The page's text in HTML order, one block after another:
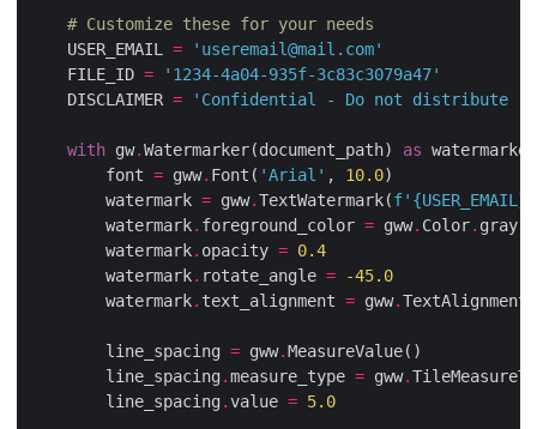
# Customize these for your needs
    USER_EMAIL
=
'useremail@mail.com'
    FILE_ID
=
'1234-4a04-935f-3c83c3079a47'
    DISCLAIMER
= 'Confidential - Do not distribute -
with gw.Watermarker(document_path) as
        font
= gww. Font( 'Arial' , 10.0
        watermark
= gww.TextWatermark(f' {USER_EMAIL }
        watermark
. foreground_color = gww. Color.
        watermark
. opacity = 0.4
        watermark
. rotate_angle = -45.0
        watermark
. text_alignment = gww.TextAlignment
        line_spacing
= gww.
        line_spacing
.measure_type = gww.
        line_spacing
.value = 5.0